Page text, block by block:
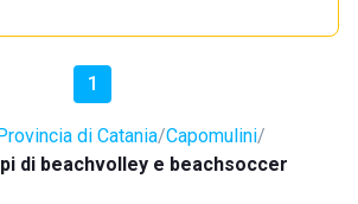
1
di Catania Capomulini
di beachvolley e beachsoccer